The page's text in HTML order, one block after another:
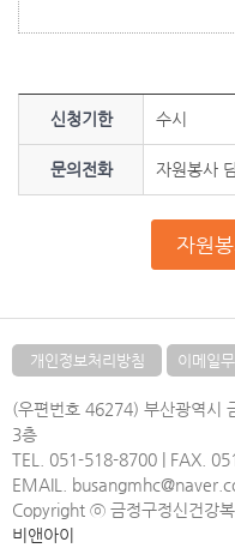
신청기한 수시
문의전화 자원봉사
개인정보처리방침 이메일
(우편번호 46274) 부산광역시
3층
TEL. 051-518-8700 | FAX.
EMAIL.
Copyright ⓒ 금정구정신건강
비앤아이